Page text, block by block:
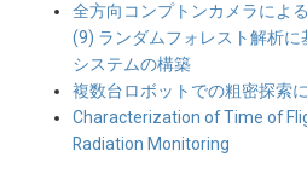
全方向コンプトンカメラによ
(9) ランダムフォレスト解析
システムの構築
複数台ロボットでの粗密探索
Characterization of Time of
Radiation Monitoring